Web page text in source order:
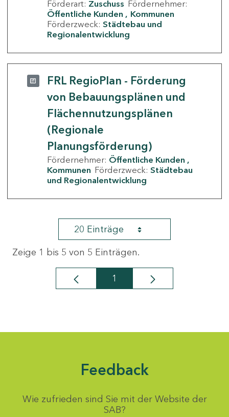
Förderart: Zuschuss Fördernehmer:
Öffentliche Kunden
Kommunen
Förderzweck: Städtebau und
Regionalentwicklung
FRL RegioPlan - Förderung
von Bebauungsplänen und
Flächennutzungsplänen
(Regionale
Planungsförderung)
Fördernehmer: Öffentliche Kunden
Kommunen Förderzweck: Städtebau
und Regionalentwicklung
20 Einträge
Zeige 1 bis 5 von 5 Einträgen.
Seite
1
Feedback
Wie zufrieden sind Sie mit der Website der
SAB?